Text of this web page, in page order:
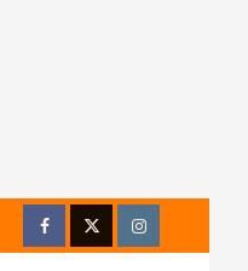
FacebookTwitterInstagram